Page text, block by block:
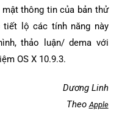
thông tin của bản thử
tiết lộ các tính năng này
thảo luận/ dema với
OS X 10.9.3.
Dương Linh
TheoApple